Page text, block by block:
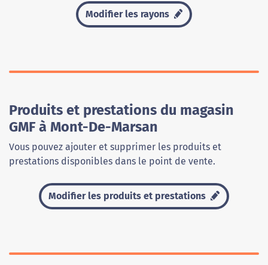
Modifier les rayons
Produits et prestations du magasin
GMF à Mont-De-Marsan
Vous pouvez ajouter et supprimer les produits et
prestations disponibles dans le point de vente.
Modifier les produits et prestations